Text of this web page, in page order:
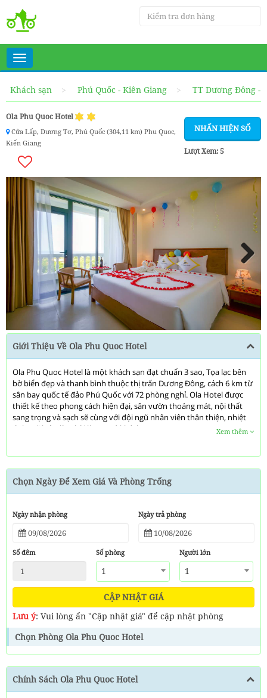
Toggle
navigation
Khách sạn
Phú Quốc - Kiên Giang TT Dương Đông -
Ola Phu Quoc Hotel
NHẤN HIỆN SỐ
Lượt Xem:5
Cửa Lấp, Dương Tơ, Phú Quốc (304,11 km) Phu Quoc,
Kiến Giang
Next
Giới Thiệu Về Ola Phu Quoc Hotel
Ola Phu Quoc Hotel là một khách sạn đạt chuẩn 3 sao, Tọa lạc bên
bờ biển đẹp và thanh bình thuộc thị trấn Dương Đông, cách 6 km từ
sân bay quốc tế đảo Phú Quốc với 72 phòng nghỉ. Ola Hotel được
thiết kế theo phong cách hiện đại, sân vườn thoáng mát, nội thất
sang trọng và sạch sẽ cùng với đội ngũ nhân viên thân thiện, nhiệt
tình.. sẽ luôn làm hài lòng quý khách..
lượng tốt nhất cho khách hàng đến với Ola Phu Quoc Hotel.
Khách sạn cung cấp các dịch vụ miễn phí: Wifi tốc độ cao, tư vấn đặt
chương trình du lịch, đặt vé tàu, đặt vé máy bay, hỗ trợ thông tin
cho quý khách 24/24.. Khách sạn Ola Phu Quoc sẽ là nơi dừng chân
tôi cam kết đem đến cho quý khách những dịch vụ chất lượng tốt
nhất cho khách hàng đến với Ola Phu Quoc Hotel.
Khách sạn cung cấp các dịch vụ miễn phí: Wifi tốc độ cao, tư vấn đặt
chương trình du lịch, đặt vé tàu, đặt vé máy bay, hỗ trợ thông tin
cho quý khách 24/24.. Khách sạn Ola Phu Quoc sẽ là nơi dừng chân
lý tưởng cho chuyến nghỉ ngơi hay công tác của Quý khách!.
Xem thêm
Chọn Ngày Để Xem Giá Và Phòng Trống
Ngày nhận phòng Ngày trả phòng
Số đêm Số phòng
1
Người lớn
1
CẬP NHẬT GIÁ
Lưu ý: Vui lòng ẩn "Cập nhật giá" để cập nhật phòng
Chọn Phòng Ola Phu Quoc Hotel
Chính Sách Ola Phu Quoc Hotel